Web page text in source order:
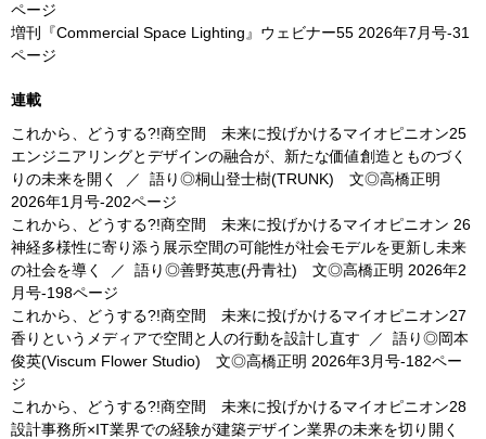
ページ
増刊『Commercial Space Lighting』ウェビナー55 2026年7月号-31
ページ
連載
これから、どうする?!商空間 未来に投げかけるマイオピニオン25
エンジニアリングとデザインの融合が、新たな価値創造とものづく
りの未来を開く
／ 語り◎桐山登士樹(TRUNK) 文◎高橋正明
2026年1月号-202ページ
これから、どうする?!商空間 未来に投げかけるマイオピニオン 26
神経多様性に寄り添う展示空間の可能性が社会モデルを更新し未来
の社会を導く
／ 語り◎善野英恵(丹青社) 文◎高橋正明 2026年2
月号-198ページ
これから、どうする?!商空間 未来に投げかけるマイオピニオン27
香りというメディアで空間と人の行動を設計し直す ／ 語り◎岡本
俊英(Viscum Flower Studio) 文◎高橋正明 2026年3月号-182ペー
ジ
これから、どうする?!商空間 未来に投げかけるマイオピニオン28
設計事務所×IT業界での経験が建築デザイン業界の未来を切り開く